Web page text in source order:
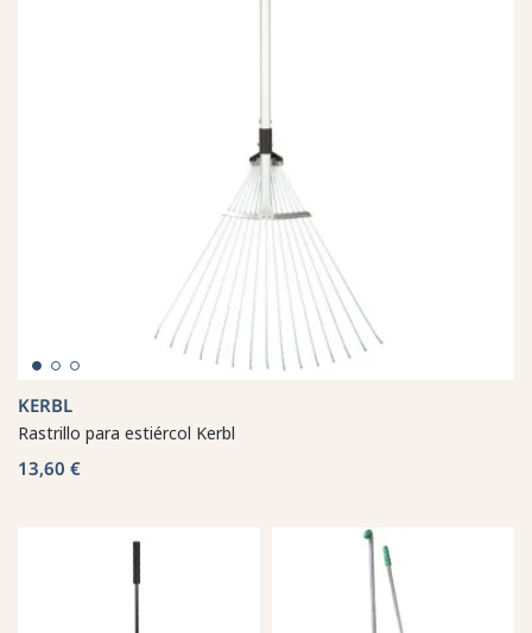
KERBL
Rastrillo para estiércol Kerbl
13,60 €